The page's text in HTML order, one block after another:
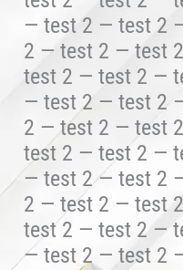
— test 2 — test 2
2 — test 2 — test
test 2 — test 2 —
— test 2 — test 2
2 — test 2 — test
test 2 — test 2 —
— test 2 — test 2
2 — test 2 — test
test 2 — test 2 —
— test 2 — test 2